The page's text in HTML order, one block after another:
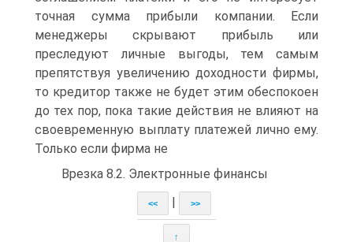
точная сумма прибыли компании. Если
менеджеры скрывают прибыль или
преследуют личные выгоды, тем самым
препятствуя увеличению доходности фирмы,
то кредитор также не будет этим обеспокоен
до тех пор, пока такие действия не влияют на
своевременную выплату платежей лично ему.
Только если фирма не
Врезка 8.2. Электронные финансы
<< >>
↑